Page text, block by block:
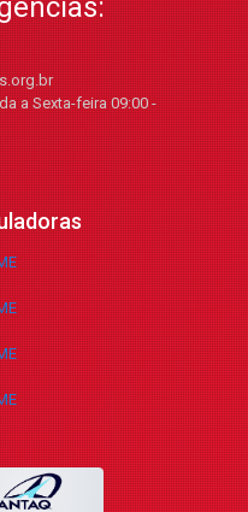
a Sexta-feira 09:00 -